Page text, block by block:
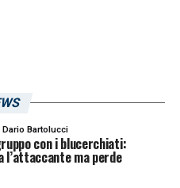
Dario Bartolucci
con i blucerchiati:
l’attaccante ma perde